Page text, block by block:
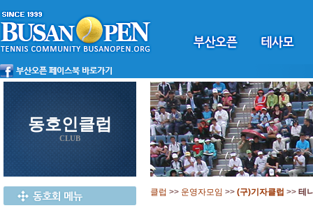
동호인클럽
CLUB
클럽 >> 운영자모임 >> (구)기자클럽 >> 테